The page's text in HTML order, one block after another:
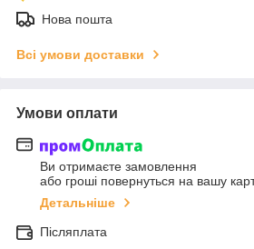
Нова пошта
Всі умови доставки
Умови оплати
Ви отримаєте замовлення
або гроші повернуться на вашу
Детальніше
Післяплата